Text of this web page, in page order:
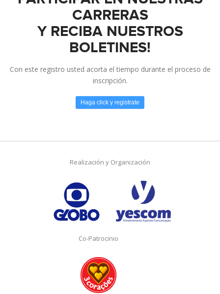
CARRERAS
Y RECIBA NUESTROS
BOLETINES!
Con este registro usted acorta el tiempo durante el proceso de
inscripción.
Haga click y registrate
Realización y Organización
Co-Patrocinio